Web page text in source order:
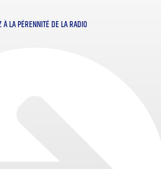
À LA PÉRENNITÉ DE LA RADIO